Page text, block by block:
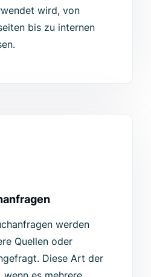
wird, von
bis zu internen
werden
Quellen oder
Diese Art der